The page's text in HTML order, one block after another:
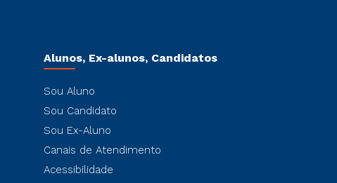
Alunos, Ex-alunos, Candidatos
Sou Aluno
Sou Candidato
Sou Ex-Aluno
Canais de Atendimento
Acessibilidade